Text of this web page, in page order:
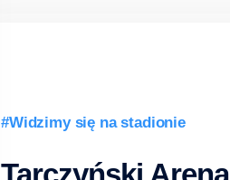
#Widzimy się na stadionie